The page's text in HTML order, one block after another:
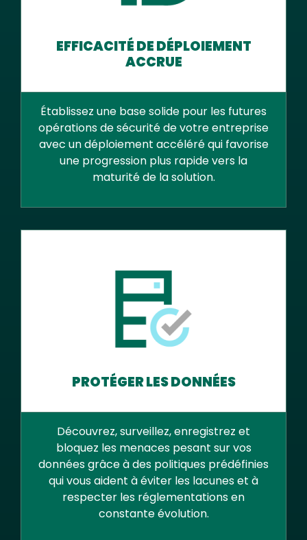
EFFICACITÉ DE DÉPLOIEMENT
ACCRUE
Établissez une base solide pour les futures
opérations de sécurité de votre entreprise
avec un déploiement accéléré qui favorise
une progression plus rapide vers la
maturité de la solution.
PROTÉGER LES DONNÉES
Découvrez, surveillez, enregistrez et
bloquez les menaces pesant sur vos
données grâce à des politiques prédéfinies
qui vous aident à éviter les lacunes et à
respecter les réglementations en
constante évolution.